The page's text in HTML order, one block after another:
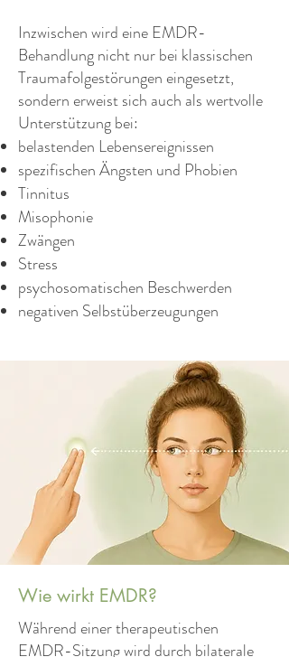
Inzwischen wird eine EMDR-
Behandlung nicht nur bei klassischen
Traumafolgestörungen eingesetzt,
sondern erweist sich auch als wertvolle
Unterstützung bei:
belastenden Lebensereignissen
spezifischen Ängsten und Phobien
Tinnitus
Misophonie
Zwängen
Stress
psychosomatischen Beschwerden
negativen Selbstüberzeugungen
Wie wirkt EMDR?
Während einer therapeutischen
EMDR-Sitzung wird durch bilaterale